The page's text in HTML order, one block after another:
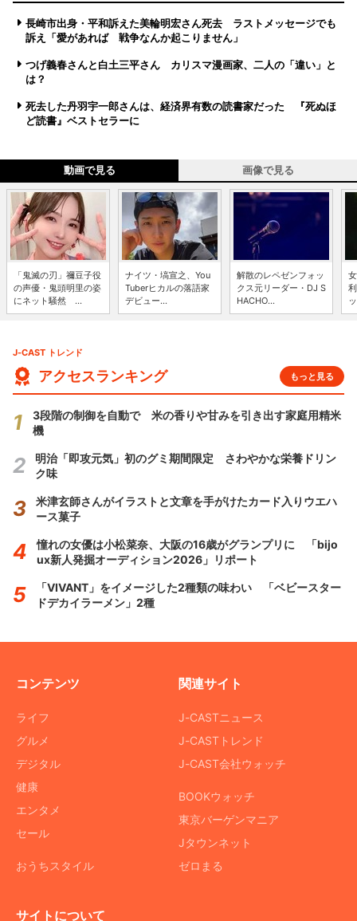
長崎市出身・平和訴えた美輪明宏さん死去 ラストメッセージでも
訴え「愛があれば 戦争なんか起こりません」
つげ義春さんと白土三平さん カリスマ漫画家、二人の「違い」と
は？
死去した丹羽宇一郎さんは、経済界有数の読書家だった 『死ぬほ
ど読書』ベストセラーに
動画で見る 画像で見る
「鬼滅の刃」禰豆子役
の声優・鬼頭明里の姿
にネット騒然 ...
ナイツ・塙宣之、You
Tuberヒカルの落語家
デビュー...
解散のレペゼンフォッ
クス元リーダー・DJ S
HACHO...
J-CAST トレンド
アクセスランキング もっと見る
3段階の制御を自動で 米の香りや甘みを引き出す家庭用精米
機
明治「即攻元気」初のグミ期間限定 さわやかな栄養ドリン
ク味
米津玄師さんがイラストと文章を手がけたカード入りウエハ
ース菓子
憧れの女優は小松菜奈、大阪の16歳がグランプリに 「bijo
ux新人発掘オーディション2026」リポート
「VIVANT」をイメージした2種類の味わい 「ベビースター
ドデカイラーメン」2種
コンテンツ
ライフ
グルメ
デジタル
健康
エンタメ
セール
おうちスタイル
関連サイト
J-CASTニュース
J-CASTトレンド
J-CAST会社ウォッチ
BOOKウォッチ
東京バーゲンマニア
Jタウンネット
ゼロまる
サイトについて